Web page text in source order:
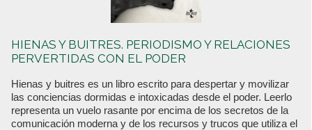
HIENAS Y BUITRES. PERIODISMO Y RELACIONES
PERVERTIDAS CON EL PODER
Hienas y buitres es un libro escrito para despertar y movilizar
las conciencias dormidas e intoxicadas desde el poder. Leerlo
representa un vuelo rasante por encima de los secretos de la
comunicación moderna y de los recursos y trucos que utiliza el